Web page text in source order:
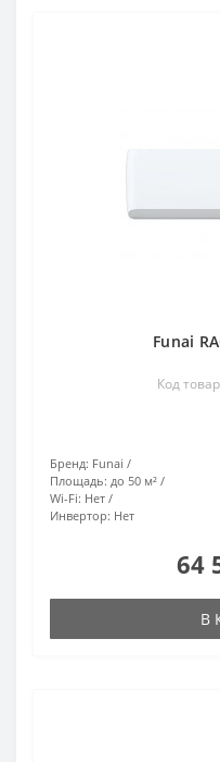
Funai
Код
Бренд: Funai
Площадь: до 50 м²
Wi-Fi: Нет
Инвертор: Нет
64
В